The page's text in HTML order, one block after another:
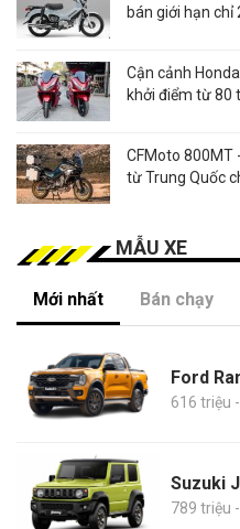
bán giới hạn chỉ
Cận cảnh
khởi điểm từ 80
CFMoto 800MT
từ Trung Quốc
MẪU XE
Mới nhất Bán chạy
Ford
616 triệu
Suzuki
789 triệu